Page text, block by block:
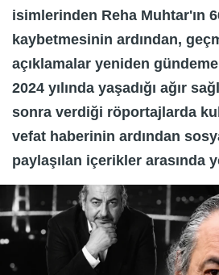
isimlerinden Reha Muhtar'ın
kaybetmesinin ardından,
açıklamalar yeniden
2024 yılında yaşadığı ağır
sonra verdiği röportajlarda
vefat haberinin ardından
paylaşılan içerikler arasında